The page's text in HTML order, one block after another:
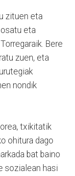
zituen eta
eta
Bere
zuen, eta
nondik
txikitatik
ohitura dago
bat baino
sozialean hasi